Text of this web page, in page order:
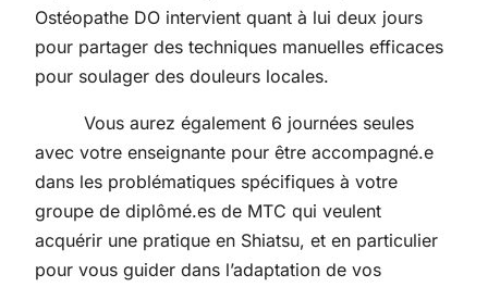
Ostéopathe DO intervient quant à lui deux jours
pour partager des techniques manuelles efficaces
pour soulager des douleurs locales.
Vous aurez également 6 journées seules
avec votre enseignante pour être accompagné.e
dans les problématiques spécifiques à votre
groupe de diplômé.es de MTC qui veulent
acquérir une pratique en Shiatsu, et en particulier
pour vous guider dans l’adaptation de vos